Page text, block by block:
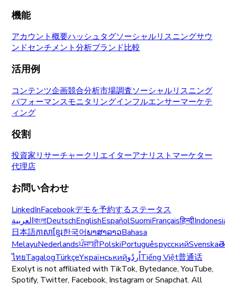
機能
アカウント概要ハッシュタグソーシャルリスニングサウ
ンドセンチメント分析ブランド比較
活用例
コンテンツ企画競合分析市場調査ソーシャルリスニング
パフォーマンスモニタリングインフルエンサーマーケテ
ィング
役割
投資家リサーチャークリエイターアナリスト マーケター
代理店
お問い合わせ
LinkedInFacebookデモを予約するステータス
العربيةবাংলাDeutschEnglishEspañolSuomiFrançaisहिन्दी
日本語ភាសាខ្មែរ한국어ພາສາລາວBahasa
MelayuNederlandsਪੰਜਾਬੀPolskiPortuguêsрусскийSvenska
ไทยTagalogTürkçeYкраїнськийاُردُوTiếng Việt普通话
Exolyt is not affiliated with TikTok, Bytedance, YouTube,
Spotify, Twitter, Facebook, Instagram or Snapchat. All